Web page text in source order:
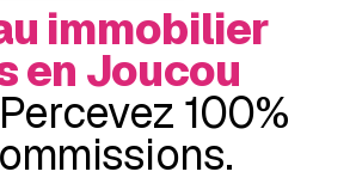
immobilier
en Joucou
Percevez 100%